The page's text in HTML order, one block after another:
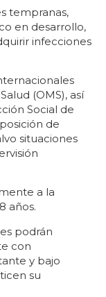
tempranas,
en desarrollo,
infecciones
(OMS), así
Social de
de
situaciones
a la
años.
podrán
con
y bajo
su